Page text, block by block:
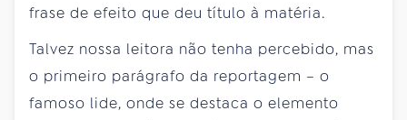
frase de efeito que deu título à matéria.
Talvez nossa leitora não tenha percebido, mas
o primeiro parágrafo da reportagem – o
famoso lide, onde se destaca o elemento